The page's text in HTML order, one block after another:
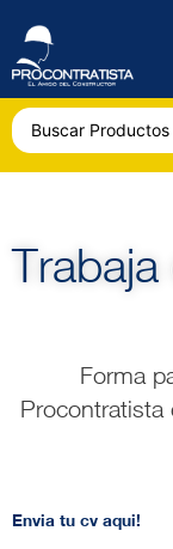
Forma
Procontratista
Envia tu cv aqui!